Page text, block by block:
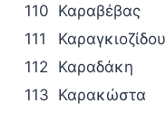
110 Καραβέβας
111
Καραγκιοζίδου
112
Καραδάκη
113 Καρακώστα